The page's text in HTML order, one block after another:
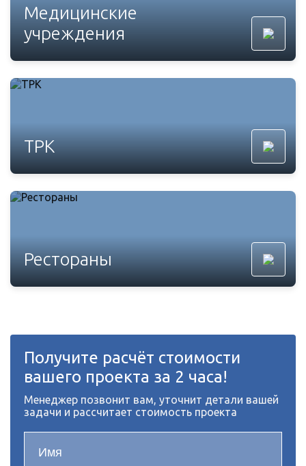
Медицинские
учреждения
ТРК
Рестораны
Получите расчёт стоимости
вашего проекта за 2 часа!
Менеджер позвонит вам, уточнит детали вашей
задачи и рассчитает стоимость проекта